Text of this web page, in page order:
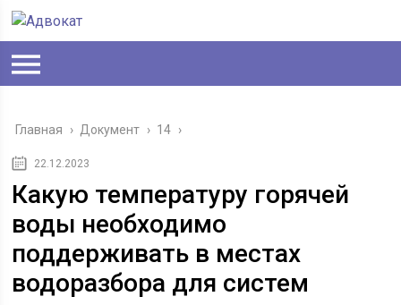
Главная › Документ › 14 ›
22.12.2023
Какую температуру горячей
воды необходимо
поддерживать в местах
водоразбора для систем